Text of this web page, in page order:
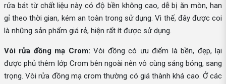
rửa bát từ chất liệu này có độ bền không cao, dễ bị ăn mòn, han
gỉ theo thời gian, kém an toàn trong sử dụng. Vì thế, đây được coi
là những sản phẩm giá rẻ, hiện rất ít được sử dụng.
Vòi rửa đồng mạ Crom: Vòi đồng có ưu điểm là bền, đẹp, lại
được phủ thêm lớp Crom bên ngoài nên vô cùng sáng bóng, sang
trọng. Vòi rửa đồng mạ crom thường có giá thành khá cao. Ở các